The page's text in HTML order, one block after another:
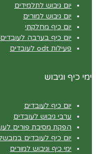
יום גיבוש לתלמידים
יום גיבוש למורים
יום כיף מחלקתי
יום כיף בערבה לעובדים
פעילות odt לעובדים
ימי כיף וגיבוש
יום כיף לעובדים
ערבי גיבוש לעובדים
הפקת מסיבת פורים
יום כיף לעובדים
ימי כיף וגיבוש למורים